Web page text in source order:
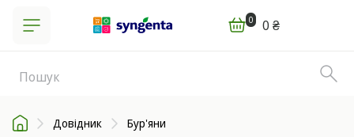
0 0 ₴
Довідник
Бур'яни